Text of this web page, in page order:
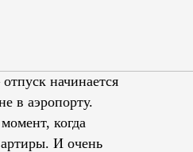
начинается
в аэропорту.
когда
И очень